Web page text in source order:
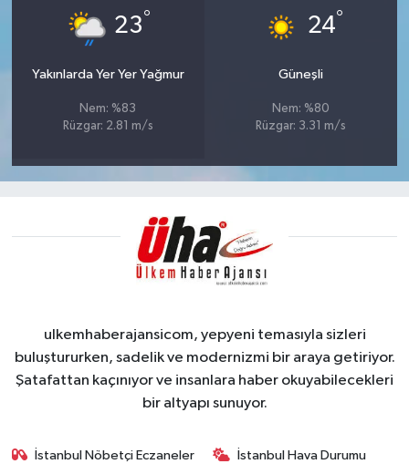
23°
Yakınlarda Yer Yer Yağmur
Nem: %83
Rüzgar: 2.81 m/s
24°
Güneşli
Nem: %80
Rüzgar: 3.31 m/s
ulkemhaberajansicom, yepyeni temasıyla sizleri
buluştururken, sadelik ve modernizmi bir araya getiriyor.
Şatafattan kaçınıyor ve insanlara haber okuyabilecekleri
bir altyapı sunuyor.
İstanbul Nöbetçi Eczaneler İstanbul Hava Durumu